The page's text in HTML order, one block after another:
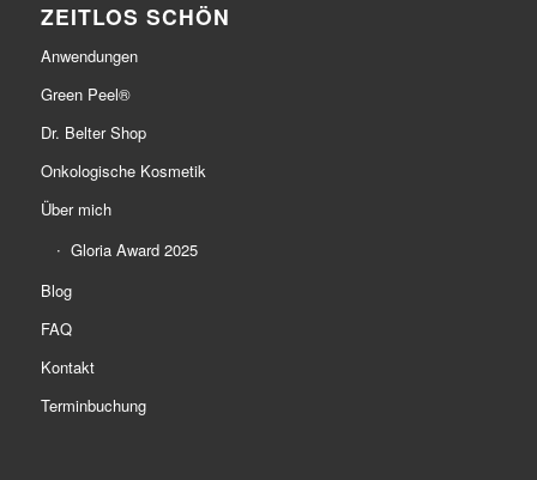
ZEITLOS SCHÖN
Anwendungen
Green Peel®
Dr. Belter Shop
Onkologische Kosmetik
Über mich
Gloria Award 2025
Blog
FAQ
Kontakt
Terminbuchung